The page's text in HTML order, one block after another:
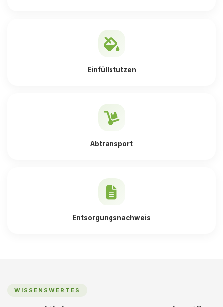
Einfüllstutzen
Abtransport
Entsorgungsnachweis
WISSENSWERTES